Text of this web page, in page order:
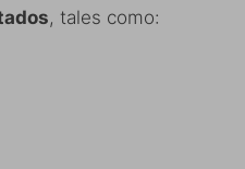
, tales como: